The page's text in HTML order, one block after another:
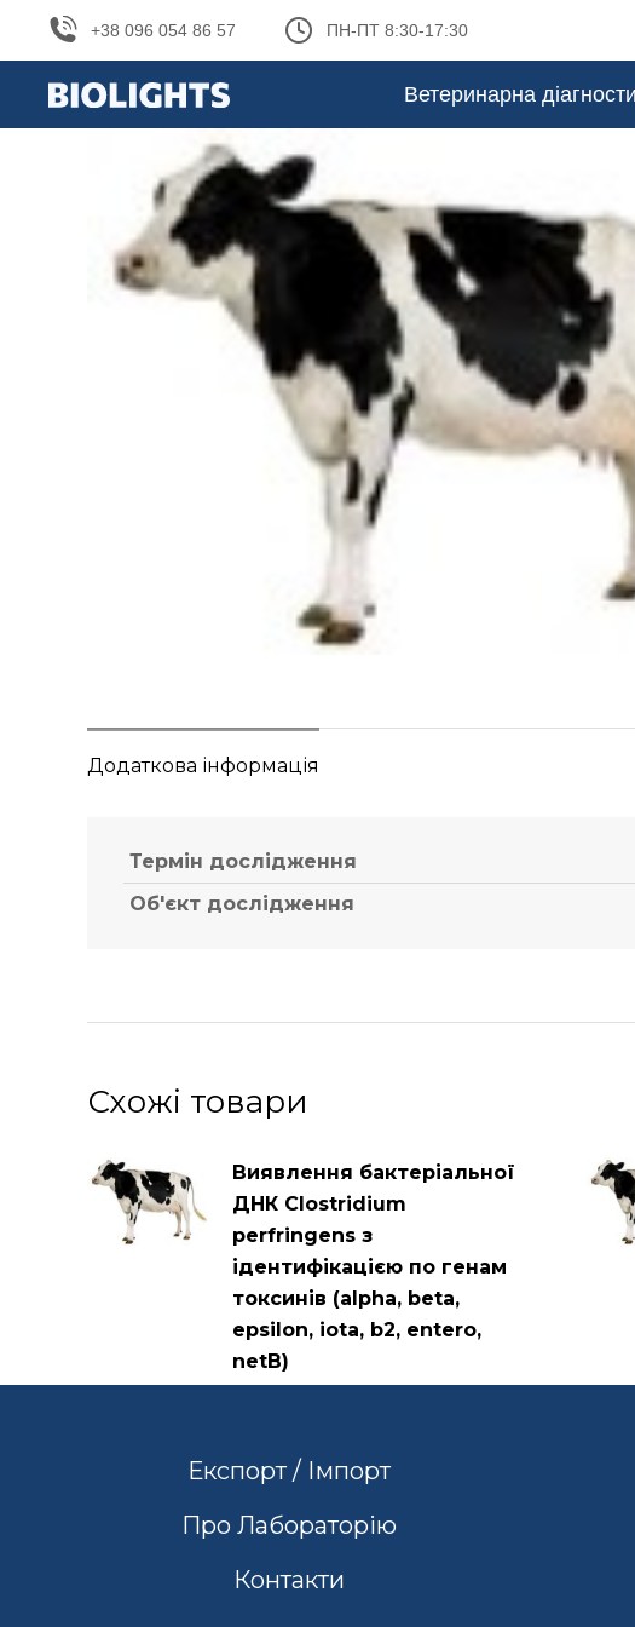
+38 096 054 86 57 ПН-ПТ 8:30-17:30
Ветеринарна
Додаткова інформація
Термін дослідження
Об'єкт дослідження
Схожі товари
Виявлення бактеріальної
ДНК Clostridium
perfringens з
ідентифікацією по генам
токсинів (alpha, beta,
epsilon, iota, b2, entero,
netB)
Експорт / Імпорт
Про Лабораторію
Контакти